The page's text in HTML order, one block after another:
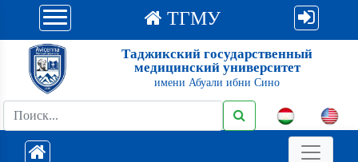
ТГМУ
Таджикский государственный
медицинский университет
имени Абуали ибни Сино